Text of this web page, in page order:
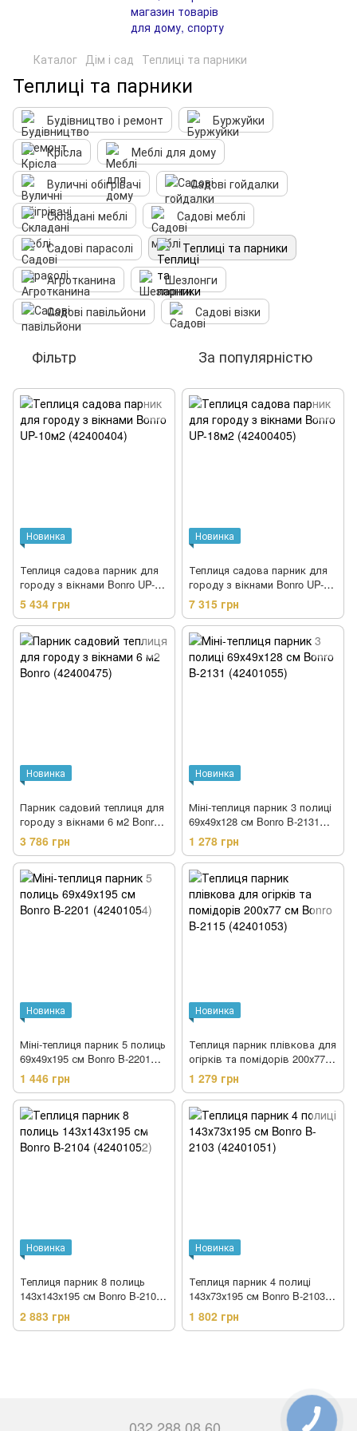
Каталог Дім і сад Теплиці та парники
Теплиці та парники
Будівництво і ремонт
Буржуйки
Крісла
Меблі для дому
Вуличні обігрівачі
Садові гойдалки
Складані меблі
Садові меблі
Садові парасолі
Теплиці та парники
Агротканина
Шезлонги
Садові павільйони
Садові візки
Фільтр За популярністю
Новинка
Теплиця садова парник для
городу з вікнами Bonro UP-
10м2 (42400404)
5 434 грн
Новинка
Теплиця садова парник для
городу з вікнами Bonro UP-
18м2 (42400405)
7 315 грн
Новинка
Парник садовий теплиця для
городу з вікнами 6 м2 Bonro
(42400475)
3 786 грн
Новинка
Міні-теплиця парник 3 полиці
69х49х128 см Bonro B-2131
(42401055)
1 278 грн
Новинка
Міні-теплиця парник 5 полиць
69х49х195 см Bonro B-2201
(42401054)
1 446 грн
Новинка
Теплиця парник плівкова для
огірків та помідорів 200х77
см Bonro B-2115 (42401053)
1 279 грн
Новинка
Теплиця парник 8 полиць
143х143х195 см Bonro B-2104
(42401052)
2 883 грн
Новинка
Теплиця парник 4 полиці
143х73х195 см Bonro B-2103
(42401051)
1 802 грн